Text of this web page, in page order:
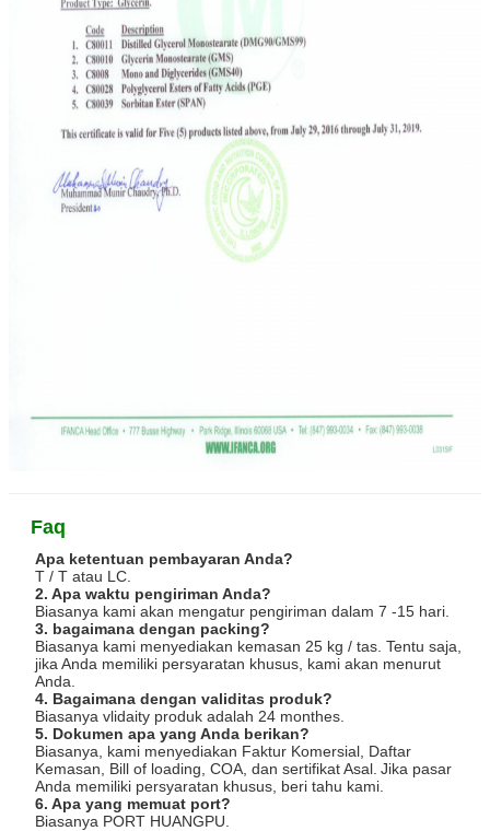
Faq
Apa ketentuan pembayaran Anda?
T / T atau LC.
2. Apa waktu pengiriman Anda?
Biasanya kami akan mengatur pengiriman dalam 7 -15 hari.
3. bagaimana dengan packing?
Biasanya kami menyediakan kemasan 25 kg / tas. Tentu saja,
jika Anda memiliki persyaratan khusus, kami akan menurut
Anda.
4. Bagaimana dengan validitas produk?
Biasanya vlidaity produk adalah 24 monthes.
5. Dokumen apa yang Anda berikan?
Biasanya, kami menyediakan Faktur Komersial, Daftar
Kemasan, Bill of loading, COA, dan sertifikat Asal. Jika pasar
Anda memiliki persyaratan khusus, beri tahu kami.
6. Apa yang memuat port?
Biasanya PORT HUANGPU.